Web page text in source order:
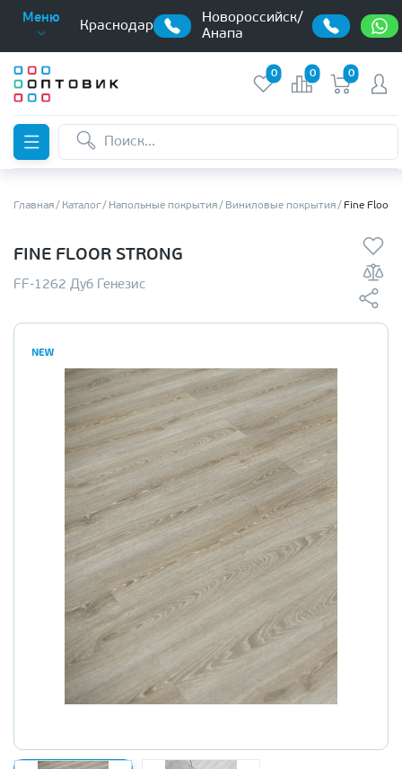
Меню
Краснодар
Новороссийск/
Анапа
0 0 0
Главная Каталог Напольные покрытия Виниловые покрытия Fine Floor
FINE FLOOR STRONG
FF-1262 Дуб Генезис